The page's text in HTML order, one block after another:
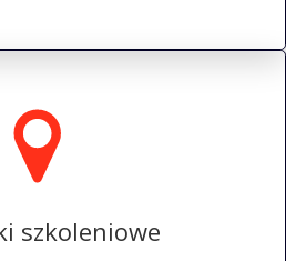
szkoleniowe